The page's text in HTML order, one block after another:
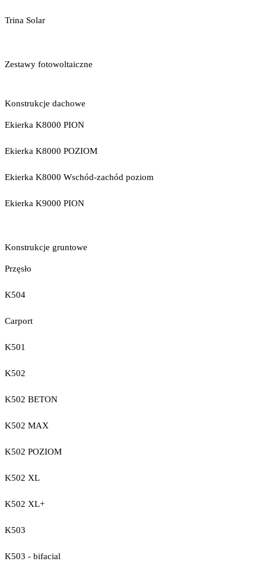
Trina Solar
Zestawy fotowoltaiczne
Konstrukcje dachowe
Ekierka K8000 PION
Ekierka K8000 POZIOM
Ekierka K8000 Wschód-zachód poziom
Ekierka K9000 PION
Konstrukcje gruntowe
Przęsło
K504
Carport
K501
K502
K502 BETON
K502 MAX
K502 POZIOM
K502 XL
K502 XL+
K503
K503 - bifacial